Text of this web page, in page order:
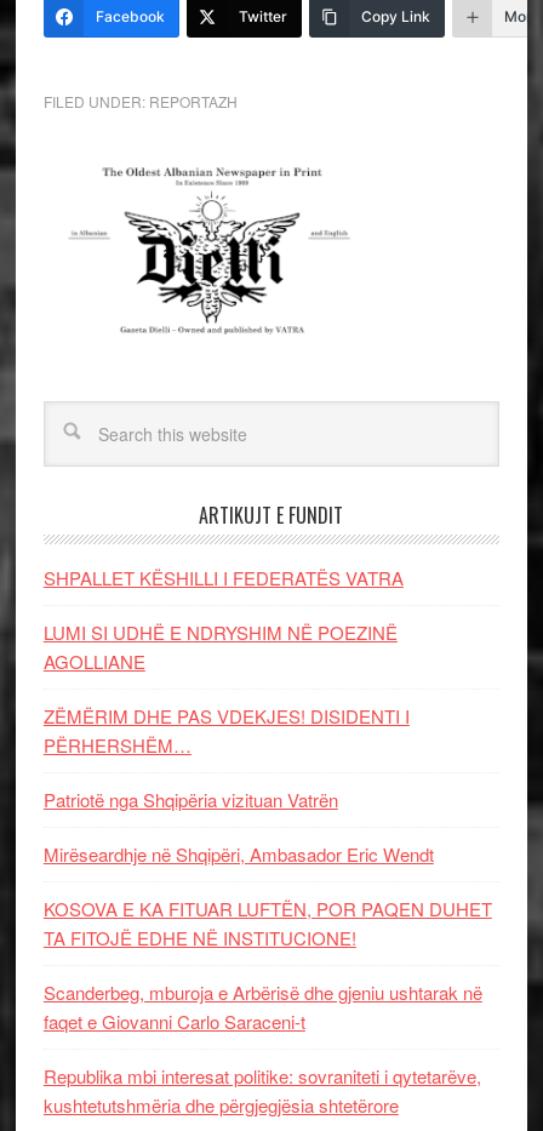
Facebook Twitter Copy Link More
FILED UNDER: REPORTAZH
ARTIKUJT E FUNDIT
SHPALLET KËSHILLI I FEDERATËS VATRA
LUMI SI UDHË E NDRYSHIM NË POEZINË
AGOLLIANE
ZËMËRIM DHE PAS VDEKJES! DISIDENTI I
PËRHERSHËM…
Patriotë nga Shqipëria vizituan Vatrën
Mirëseardhje në Shqipëri, Ambasador Eric Wendt
KOSOVA E KA FITUAR LUFTËN, POR PAQEN DUHET
TA FITOJË EDHE NË INSTITUCIONE!
Scanderbeg, mburoja e Arbërisë dhe gjeniu ushtarak në
faqet e Giovanni Carlo Saraceni-t
Republika mbi interesat politike: sovraniteti i qytetarëve,
kushtetutshmëria dhe përgjegjësia shtetërore